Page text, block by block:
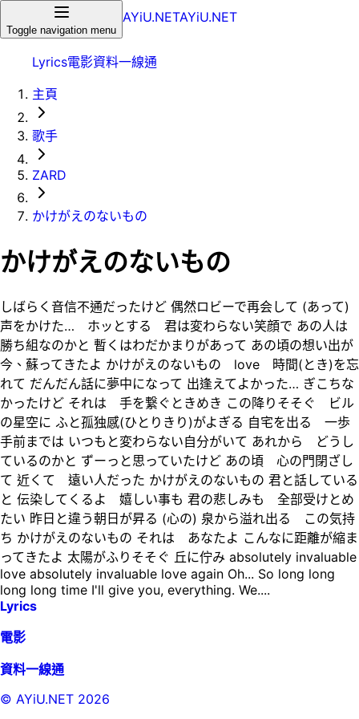
Toggle navigation menu
AYiU.NETAYiU.NET
Lyrics電影資料一線通
主頁
歌手
ZARD
かけがえのないもの
かけがえのないもの
しばらく音信不通だったけど 偶然ロビーで再会して (あって)
声をかけた… ホッとする 君は変わらない笑顔で あの人は
勝ち組なのかと 暫くはわだかまりがあって あの頃の想い出が
今、蘇ってきたよ かけがえのないもの love 時間(とき)を忘
れて だんだん話に夢中になって 出逢えてよかった… ぎこちな
かったけど それは 手を繋ぐときめき この降りそそぐ ビル
の星空に ふと孤独感(ひとりきり)がよぎる 自宅を出る 一歩
手前までは いつもと変わらない自分がいて あれから どうし
ているのかと ずーっと思っていたけど あの頃 心の門閉ざし
て 近くて 遠い人だった かけがえのないもの 君と話している
と 伝染してくるよ 嬉しい事も 君の悲しみも 全部受けとめ
たい 昨日と違う朝日が昇る (心の) 泉から溢れ出る この気持
ち かけがえのないもの それは あなたよ こんなに距離が縮ま
ってきたよ 太陽がふりそそぐ 丘に佇み absolutely invaluable
love absolutely invaluable love again Oh... So long long
long long time I'll give you, everything. We....
Lyrics
電影
資料一線通
© AYiU.NET 2026